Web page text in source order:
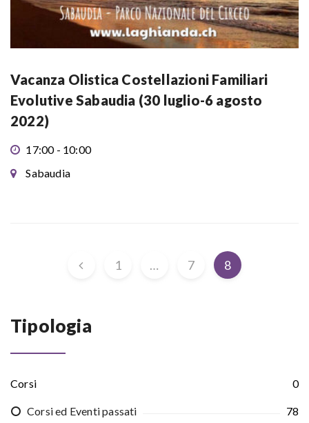
Vacanza Olistica Costellazioni Familiari
Evolutive Sabaudia (30 luglio-6 agosto
2022)
17:00 - 10:00
Sabaudia
1 … 7 8
Tipologia
Corsi 0
Corsi ed Eventi passati 78